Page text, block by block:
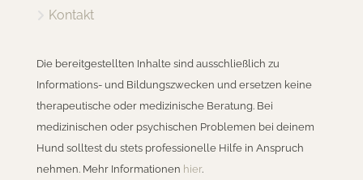
Kontakt
Die bereitgestellten Inhalte sind ausschließlich zu
Informations- und Bildungszwecken und ersetzen keine
therapeutische oder medizinische Beratung. Bei
medizinischen oder psychischen Problemen bei deinem
Hund solltest du stets professionelle Hilfe in Anspruch
nehmen. Mehr Informationen hier.